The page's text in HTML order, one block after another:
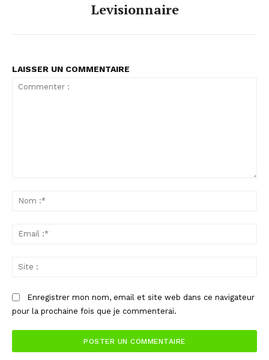
Levisionnaire
LAISSER UN COMMENTAIRE
Enregistrer mon nom, email et site web dans ce navigateur
pour la prochaine fois que je commenterai.